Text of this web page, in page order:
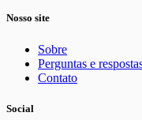
Nosso site
Sobre
Perguntas e
Contato
Social